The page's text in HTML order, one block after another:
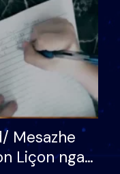
Mesazhe
Liçon nga